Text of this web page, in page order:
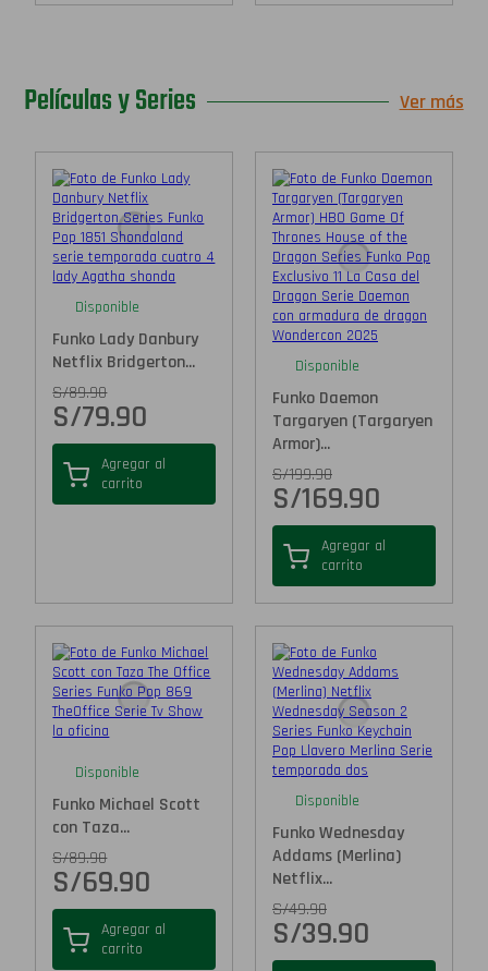
Películas y Series Ver más
Disponible
Funko Lady Danbury
Netflix Bridgerton...
S/89.90
S/79.90
Agregar al
carrito
Disponible
Funko Daemon
Targaryen (Targaryen
Armor)...
S/199.90
S/169.90
Agregar al
carrito
Disponible
Funko Michael Scott
con Taza...
S/89.90
S/69.90
Agregar al
carrito
Disponible
Funko Wednesday
Addams (Merlina)
Netflix...
S/49.90
S/39.90